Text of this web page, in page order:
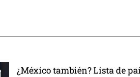
¿México también? Lista de